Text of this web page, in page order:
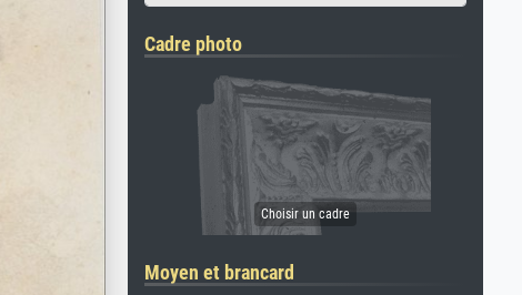
Cadre photo
Moyen et brancard